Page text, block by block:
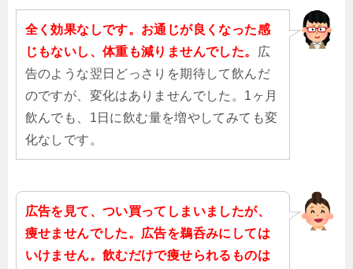
全く効果なしです。お通じが良くなった感
じもないし、体重も減りませんでした。
広
告のような翌日どっさりを期待して飲んだ
のですが、変化はありませんでした。1ヶ月
飲んでも、1日に飲む量を増やしてみても変
化なしです。
広告を見て、つい買ってしまいましたが、
痩せませんでした。広告を鵜呑みにしては
いけません。飲むだけで痩せられるものは